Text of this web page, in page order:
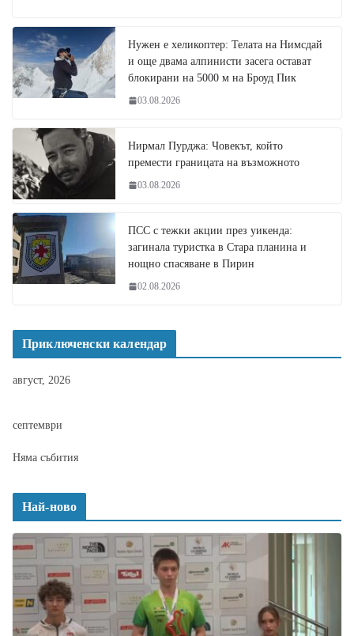
Нужен е хеликоптер: Телата на Нимсдай
и още двама алпинисти засега остават
блокирани на 5000 м на Броуд Пик
03.08.2026
Нирмал Пурджа: Човекът, който
премести границата на възможното
03.08.2026
ПСС с тежки акции през уикенда:
загинала туристка в Стара планина и
нощно спасяване в Пирин
02.08.2026
Приключенски календар
август, 2026
септември
Няма събития
Най-ново